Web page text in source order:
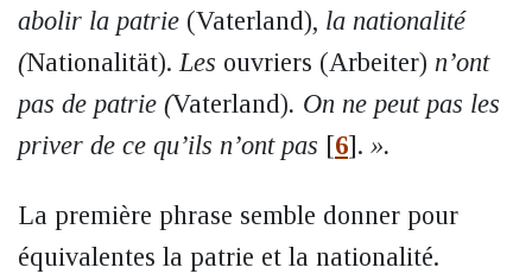
abolir la patrie (Vaterland), la nationalité
(Nationalität). Les ouvriers (Arbeiter) n’ont
pas de patrie (Vaterland). On ne peut pas les
priver de ce qu’ils n’ont pas [6] . ».
La première phrase semble donner pour
équivalentes la patrie et la nationalité.